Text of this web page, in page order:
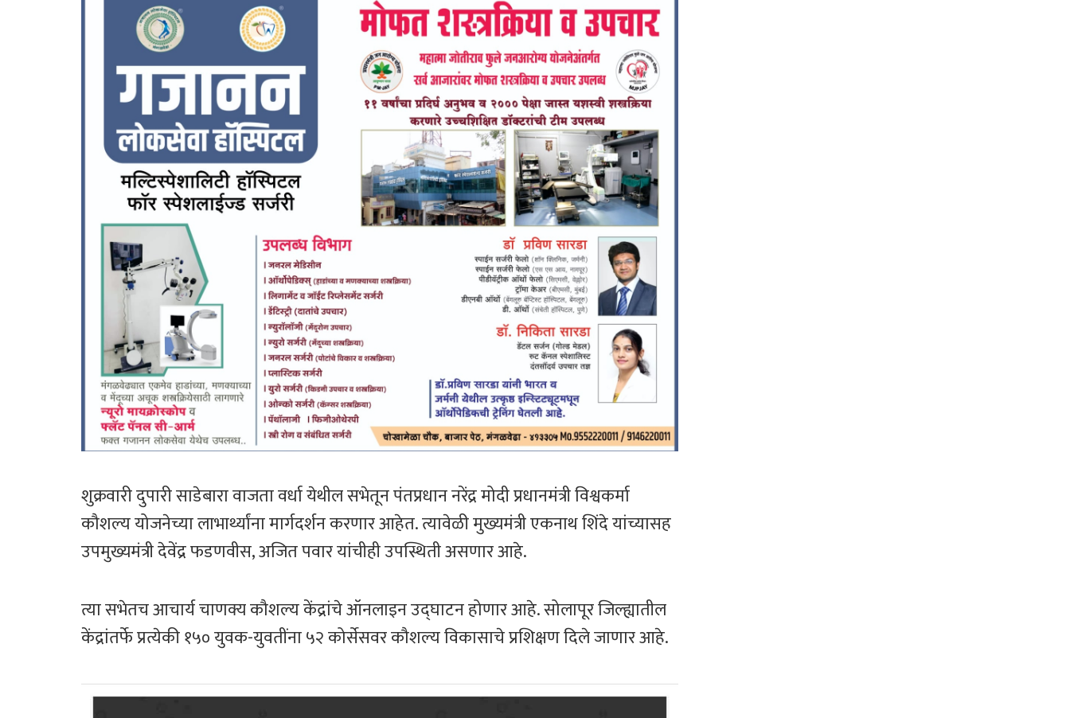
शुक्रवारी दुपारी साडेबारा वाजता वर्धा येथील सभेतून पंतप्रधान नरेंद्र मोदी प्रधानमंत्री विश्वकर्मा
कौशल्य योजनेच्या लाभार्थ्यांना मार्गदर्शन करणार आहेत. त्यावेळी मुख्यमंत्री एकनाथ शिंदे यांच्यासह
उपमुख्यमंत्री देवेंद्र फडणवीस, अजित पवार यांचीही उपस्थिती असणार आहे.
त्या सभेतच आचार्य चाणक्य कौशल्य केंद्रांचे ऑनलाइन उद्‌घाटन होणार आहे. सोलापूर जिल्ह्यातील
केंद्रांतर्फे प्रत्येकी १५० युवक-युवतींना ५२ कोर्सेसवर कौशल्य विकासाचे प्रशिक्षण दिले जाणार आहे.